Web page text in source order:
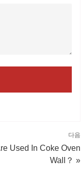
다음
Used In Coke Oven
Wall？ »